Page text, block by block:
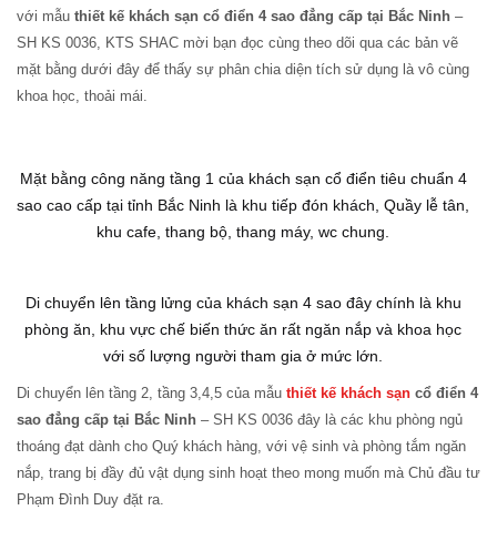
với mẫu thiết kế khách sạn cổ điển 4 sao đẳng cấp tại Bắc Ninh –
SH KS 0036, KTS SHAC mời bạn đọc cùng theo dõi qua các bản vẽ
mặt bằng dưới đây để thấy sự phân chia diện tích sử dụng là vô cùng
khoa học, thoải mái.
Mặt bằng công năng tầng 1 của khách sạn cổ điển tiêu chuẩn 4
sao cao cấp tại tỉnh Bắc Ninh là khu tiếp đón khách, Quầy lễ tân,
khu cafe, thang bộ, thang máy, wc chung.
Di chuyển lên tầng lửng của khách sạn 4 sao đây chính là khu
phòng ăn, khu vực chế biến thức ăn rất ngăn nắp và khoa học
với số lượng người tham gia ở mức lớn.
Di chuyển lên tầng 2, tầng 3,4,5 của mẫu thiết kế khách sạn cổ điển 4
sao đẳng cấp tại Bắc Ninh – SH KS 0036 đây là các khu phòng ngủ
thoáng đạt dành cho Quý khách hàng, với vệ sinh và phòng tắm ngăn
nắp, trang bị đầy đủ vật dụng sinh hoạt theo mong muốn mà Chủ đầu tư
Phạm Đình Duy đặt ra.